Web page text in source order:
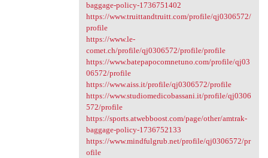
baggage-policy-1736751402
https://www.truittandtruitt.com/profile/qj0306572/
profile
https://www.le-
comet.ch/profile/qj0306572/profile/profile
https://www.batepapocomnetuno.com/profile/qj03
06572/profile
https://www.aiss.it/profile/qj0306572/profile
https://www.studiomedicobassani.it/profile/qj0306
572/profile
https://sports.atwebboost.com/page/other/amtrak-
baggage-policy-1736752133
https://www.mindfulgrub.net/profile/qj0306572/pr
ofile